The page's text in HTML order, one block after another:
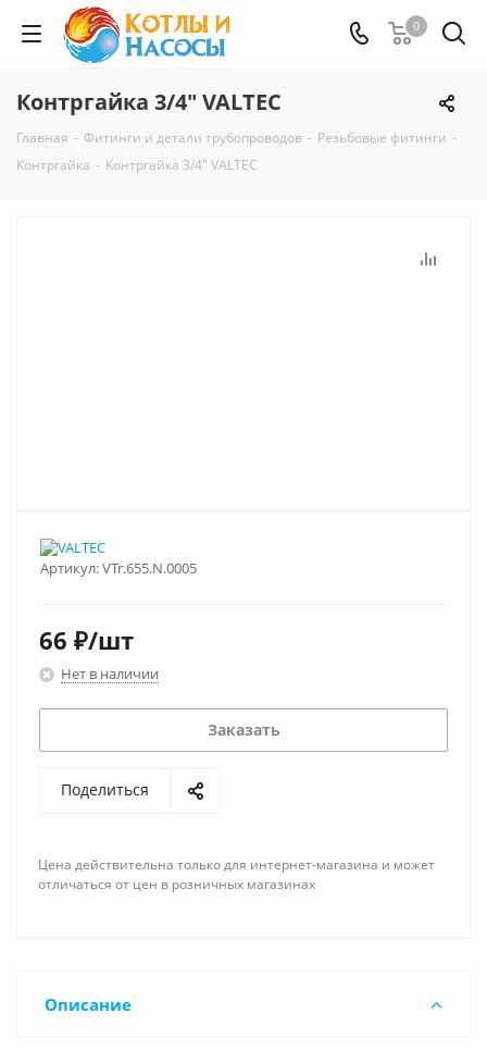
0
Контргайка 3/4" VALTEC
Главная - Фитинги и детали трубопроводов - Резьбовые фитинги -
Контргайка - Контргайка 3/4" VALTEC
Артикул:VTr.655.N.0005
66 ₽/шт
Нет в наличии
Заказать
Поделиться
Цена действительна только для интернет-магазина и может
отличаться от цен в розничных магазинах
Описание